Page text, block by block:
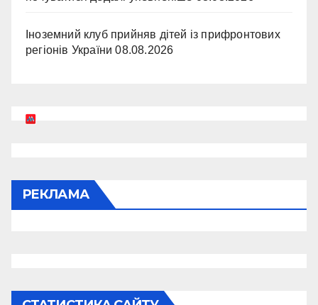
Іноземний клуб прийняв дітей із прифронтових
регіонів України 08.08.2026
РЕКЛАМА